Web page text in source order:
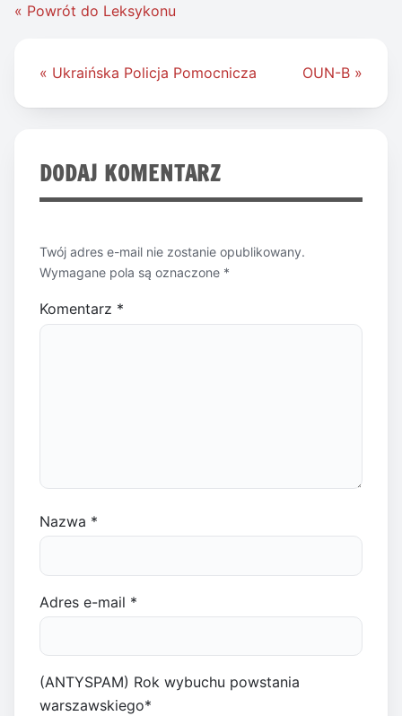
« Powrót do Leksykonu
Nawigacja
« Ukraińska Policja Pomocnicza OUN-B »
DODAJ KOMENTARZ
Twój adres e-mail nie zostanie opublikowany.
Wymagane pola są oznaczone *
Komentarz *
Nazwa *
Adres e-mail *
(ANTYSPAM) Rok wybuchu powstania
warszawskiego*